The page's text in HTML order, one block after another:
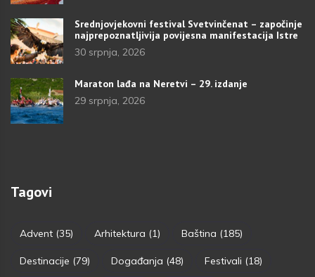
Srednjovjekovni festival Svetvinčenat – započinje
najprepoznatljivija povijesna manifestacija Istre
30 srpnja, 2026
Maraton lađa na Neretvi – 29. izdanje
29 srpnja, 2026
Tagovi
Advent (35) Arhitektura (1) Baština (185)
Destinacije (79) Događanja (48) Festivali (18)